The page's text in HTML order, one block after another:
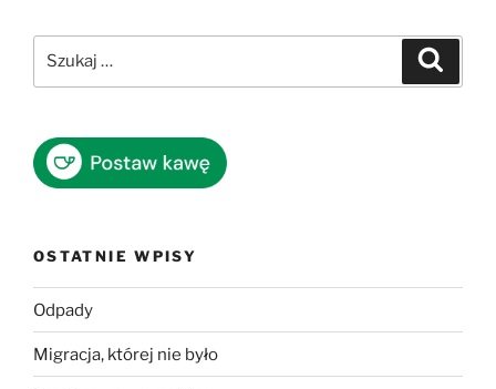
OSTATNIE WPISY
Odpady
Migracja, której nie było